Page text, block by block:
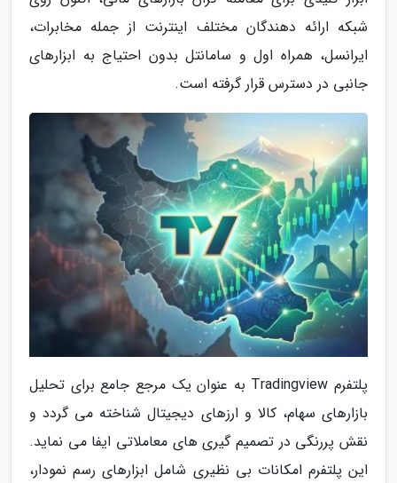
شبکه ارائه دهندگان مختلف اینترنت از جمله مخابرات،
ایرانسل، همراه اول و سامانتل بدون احتیاج به ابزارهای
جانبی در دسترس قرار گرفته است.
پلتفرم Tradingview به عنوان یک مرجع جامع برای تحلیل
بازارهای سهام، کالا و ارزهای دیجیتال شناخته می گردد و
نقش پررنگی در تصمیم گیری های معاملاتی ایفا می نماید.
این پلتفرم امکانات بی نظیری شامل ابزارهای رسم نمودار،